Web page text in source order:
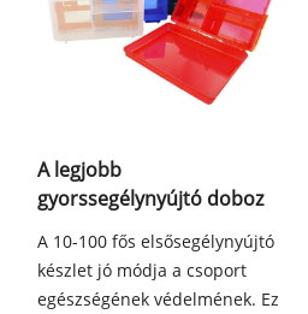
A legjobb
gyorssegélynyújtó doboz
A 10-100 fős elsősegélynyújtó
készlet jó módja a csoport
egészségének védelmének. Ez